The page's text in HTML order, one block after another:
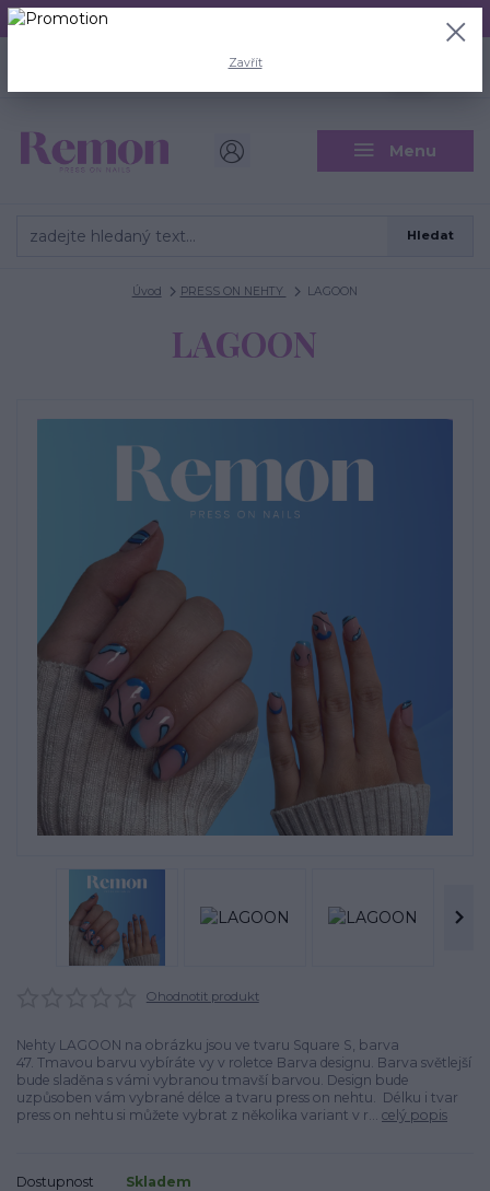
Aktuální doba odeslání je 3 - 5 pracovních dní.
Menu
CZK
Hledat
Úvod PRESS ON NEHTY LAGOON
LAGOON
Ohodnotit produkt
Nehty LAGOON na obrázku jsou ve tvaru Square S, barva
47. Tmavou barvu vybíráte vy v roletce Barva designu. Barva světlejší
bude sladěna s vámi vybranou tmavší barvou. Design bude
uzpůsoben vám vybrané délce a tvaru press on nehtu. Délku i tvar
press on nehtu si můžete vybrat z několika variant v r... celý popis
Dostupnost
Skladem
Zavřít